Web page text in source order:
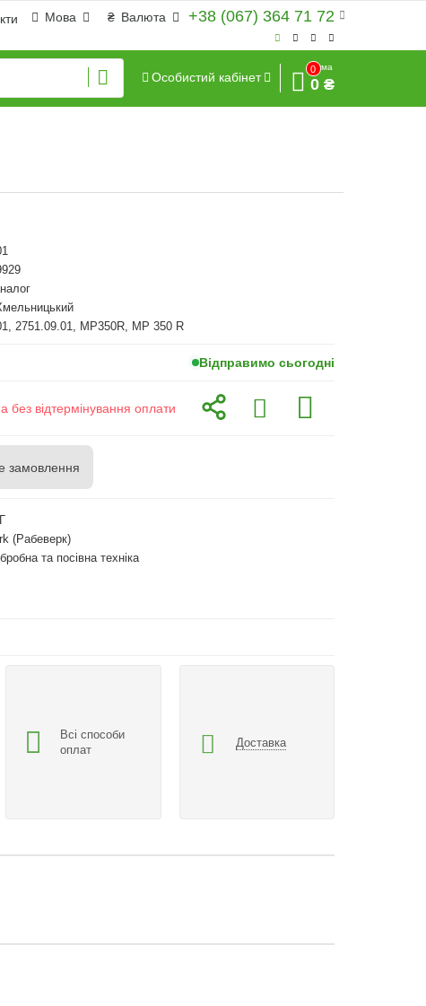
+38 (067) 364 71 72
₴ Валюта
Мова
Особистий кабінет
0
Сума
0 ₴
2751.09.01, MP350R, MP 350 R
Відправимо сьогодні
без відтермінування оплати
замовлення
(Рабеверк)
та посівна техніка
Всі способи
оплат
Доставка